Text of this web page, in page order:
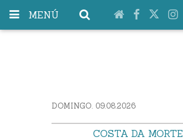
MENÚ
DOMINGO. 09.08.2026
COSTA DA MORTE